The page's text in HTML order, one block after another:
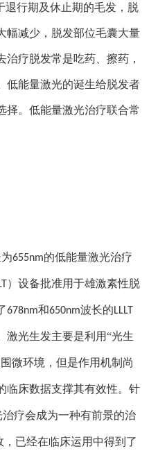
退行期及休止期的毛发，脱
幅减少，脱发部位毛囊大量
疗脱发常是吃药、擦药，
低能量激光的诞生给脱发者
择。低能量激光治疗联合常
655nm的低能量激光治疗
）设备批准用于雄激素性脱
678nm和650nm波长的LLLT
激光生发主要是利用“光生
微环境，但是作用机制尚
临床数据支撑其有效性。针
治疗会成为一种有前景的治
，已经在临床运用中得到了